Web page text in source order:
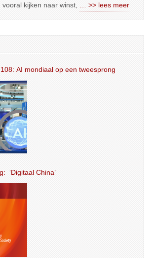
kijken naar winst,
… >> lees meer
De Leestafel # 108: AI mondiaal op een tweesprong
‘Digitaal China’